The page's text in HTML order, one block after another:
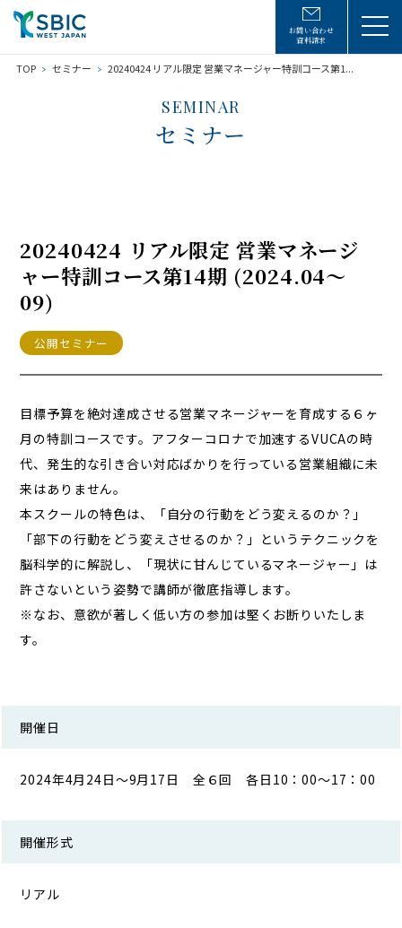
お問い合わせ
資料請求
TOP セミナー 20240424 リアル限定 営業マネージャー特訓コース第1...
SEMINAR
セミナー
20240424 リアル限定 営業マネージ
ャー特訓コース第14期 (2024.04〜
09)
公開セミナー
目標予算を絶対達成させる営業マネージャーを育成する６ヶ
月の特訓コースです。アフターコロナで加速するVUCAの時
代、発生的な引き合い対応ばかりを行っている営業組織に未
来はありません。
本スクールの特色は、「自分の行動をどう変えるのか？」
「部下の行動をどう変えさせるのか？」というテクニックを
脳科学的に解説し、「現状に甘んじているマネージャー」は
許さないという姿勢で講師が徹底指導します。
※なお、意欲が著しく低い方の参加は堅くお断りいたしま
す。
開催日
2024年4月24日～9月17日 全６回 各日10：00～17：00
開催形式
リアル